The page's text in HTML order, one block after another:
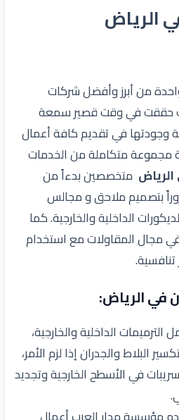
الرياض
من أبرز وأفضل شركات
حققت في وقت قصير سمعة
وجودتها في تقديم كافة أعمال
مجموعة متكاملة من الخدمات
متخصصين بدءاً من
بتصميمملاحق و مجالس
الداخلية والخارجية. كما
في مجال المقاولات مع استخدام
في الرياض:
الترميمات الداخلية والخارجية،
البلاط والجدران إذا لزم الأمر،
في الأسطح الخارجية وتجديد